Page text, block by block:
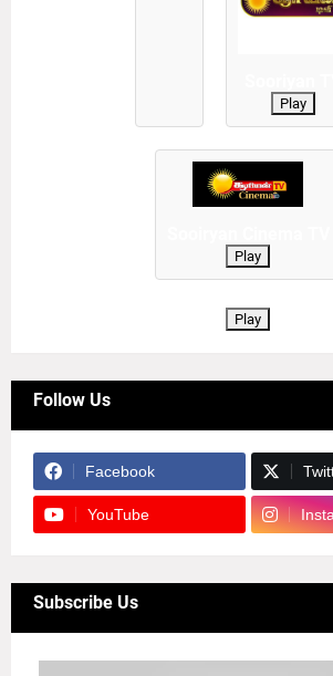
Play
Play
Play
Follow Us
Facebook
YouTube
Subscribe Us